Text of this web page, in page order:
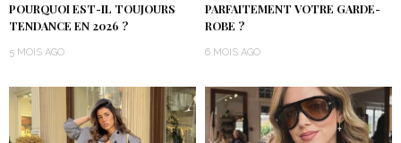
POURQUOI EST-IL TOUJOURS
TENDANCE EN 2026 ?
5 MOIS AGO
PARFAITEMENT VOTRE GARDE-
ROBE ?
6 MOIS AGO